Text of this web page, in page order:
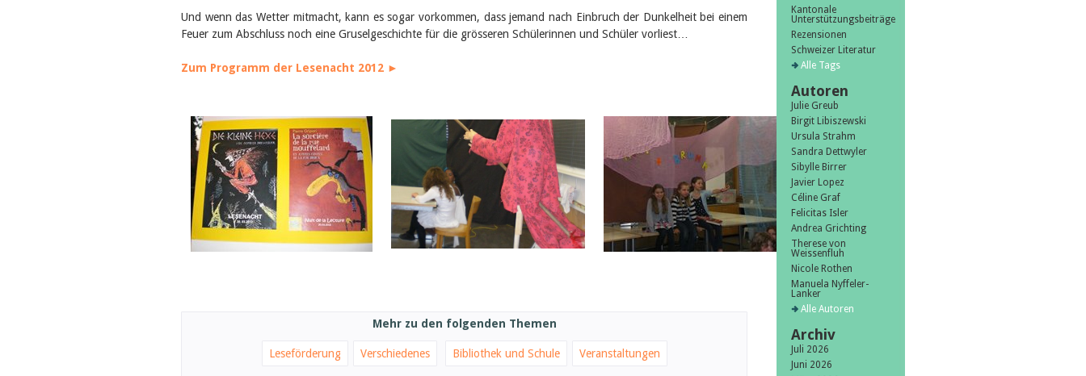
Und wenn das Wetter mitmacht, kann es sogar vorkommen, dass jemand nach Einbruch der Dunkelheit bei einem
Feuer zum Abschluss noch eine Gruselgeschichte für die grösseren Schülerinnen und Schüler vorliest…
Zum Programm der Lesenacht 2012 ►
Mehr zu den folgenden Themen
Leseförderung Verschiedenes Bibliothek und Schule Veranstaltungen
Kantonale
Unterstützungsbeiträge
Rezensionen
Schweizer Literatur
Alle Tags
Autoren
Julie Greub
Birgit Libiszewski
Ursula Strahm
Sandra Dettwyler
Sibylle Birrer
Javier Lopez
Céline Graf
Felicitas Isler
Andrea Grichting
Therese von
Weissenfluh
Nicole Rothen
Manuela Nyffeler-
Lanker
Alle Autoren
Archiv
Juli 2026
Juni 2026